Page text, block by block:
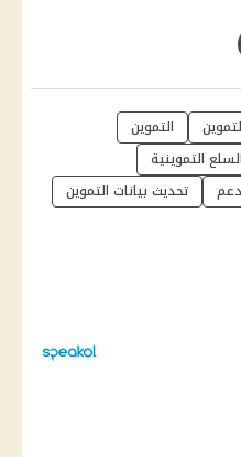
التموين
السلع التموينية
تحديث بيانات التموين